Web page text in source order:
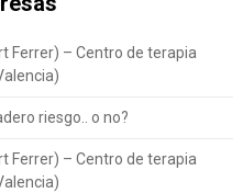
Ferrer) – Centro de terapia
riesgo.. o no?
Ferrer) – Centro de terapia